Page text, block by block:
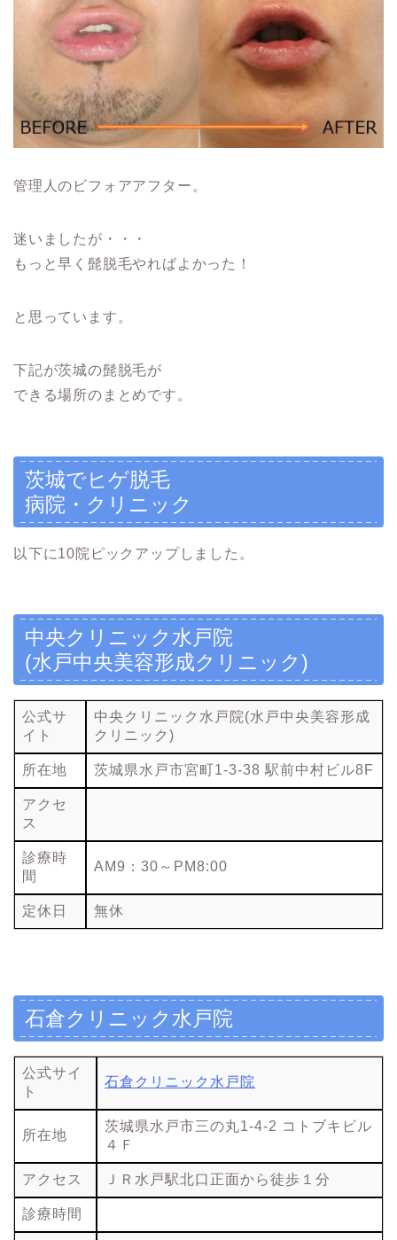
管理人のビフォアアフター。
迷いましたが・・・
もっと早く髭脱毛やればよかった！
と思っています。
下記が茨城の髭脱毛が
できる場所のまとめです。
茨城でヒゲ脱毛
病院・クリニック
以下に10院ピックアップしました。
中央クリニック水戸院
(水戸中央美容形成クリニック)
公式サ
イト
中央クリニック水戸院(水戸中央美容形成
クリニック)
所在地 茨城県水戸市宮町1-3-38 駅前中村ビル8F
アクセ
ス
診療時
間
AM9：30～PM8:00
定休日 無休
石倉クリニック水戸院
公式サイ
ト
石倉クリニック水戸院
所在地
茨城県水戸市三の丸1-4-2 コトブキビル
４Ｆ
アクセス ＪＲ水戸駅北口正面から徒歩１分
診療時間